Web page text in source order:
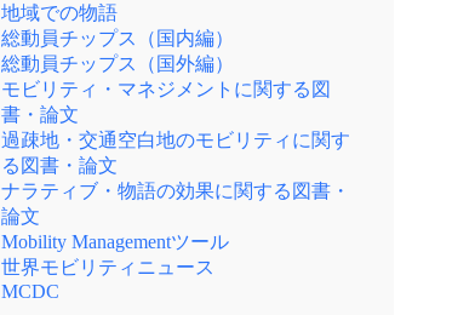
地域での物語
総動員チップス（国内編）
総動員チップス（国外編）
モビリティ・マネジメントに関する図
書・論文
過疎地・交通空白地のモビリティに関す
る図書・論文
ナラティブ・物語の効果に関する図書・
論文
Mobility Managementツール
世界モビリティニュース
MCDC